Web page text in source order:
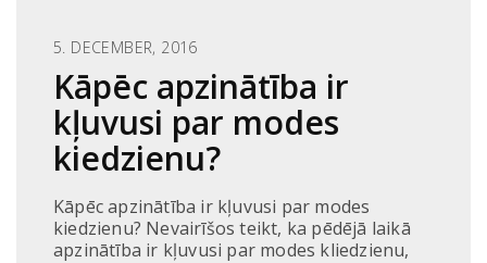
5. DECEMBER, 2016
Kāpēc apzinātība ir
kļuvusi par modes
kiedzienu?
Kāpēc apzinātība ir kļuvusi par modes
kiedzienu? Nevairīšos teikt, ka pēdējā laikā
apzinātība ir kļuvusi par modes kliedzienu,